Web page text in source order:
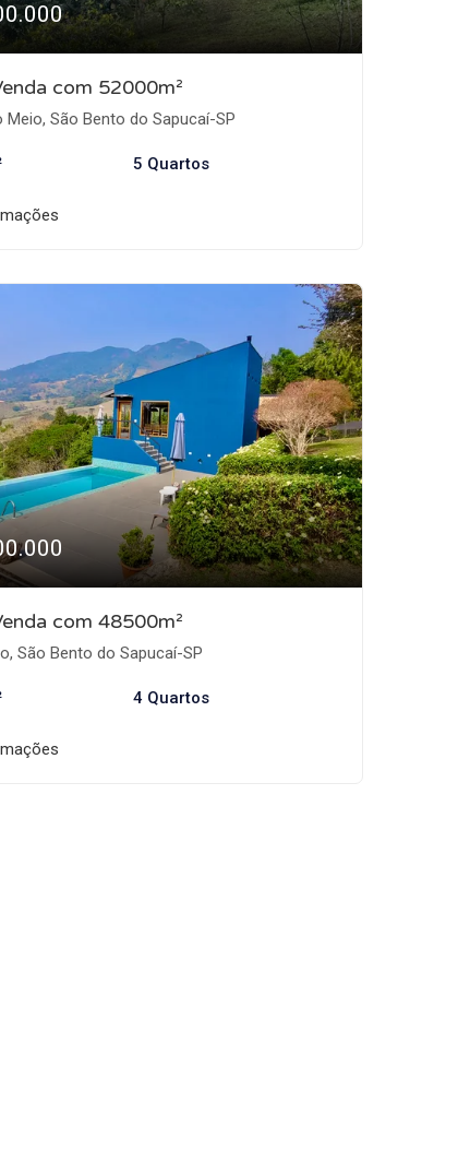
com 52000m²
Meio, São Bento do Sapucaí-SP
5 Quartos
com 48500m²
São Bento do Sapucaí-SP
4 Quartos